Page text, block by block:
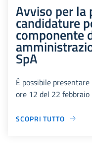
Avviso per la
candidature
componente
SpA
È possibile
ore 12 del 22
SCOPRI TUTTO